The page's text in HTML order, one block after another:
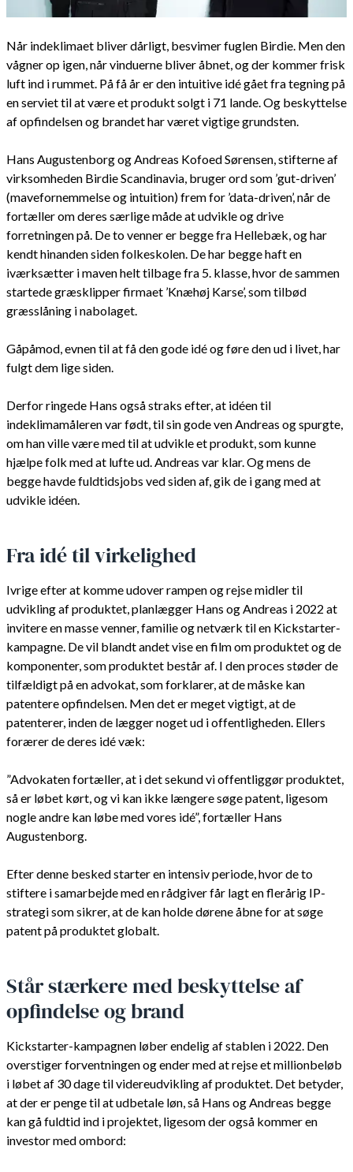
Når indeklimaet bliver dårligt, besvimer fuglen Birdie. Men den
vågner op igen, når vinduerne bliver åbnet, og der kommer frisk
luft ind i rummet. På få år er den intuitive idé gået fra tegning på
en serviet til at være et produkt solgt i 71 lande. Og beskyttelse
af opfindelsen og brandet har været vigtige grundsten.
Hans Augustenborg og Andreas Kofoed Sørensen, stifterne af
virksomheden Birdie Scandinavia, bruger ord som ’gut-driven’
(mavefornemmelse og intuition) frem for ’data-driven’, når de
fortæller om deres særlige måde at udvikle og drive
forretningen på. De to venner er begge fra Hellebæk, og har
kendt hinanden siden folkeskolen. De har begge haft en
iværksætter i maven helt tilbage fra 5. klasse, hvor de sammen
startede græsklipper firmaet ’Knæhøj Karse’, som tilbød
græsslåning i nabolaget.
Gåpåmod, evnen til at få den gode idé og føre den ud i livet, har
fulgt dem lige siden.
Derfor ringede Hans også straks efter, at idéen til
indeklimamåleren var født, til sin gode ven Andreas og spurgte,
om han ville være med til at udvikle et produkt, som kunne
hjælpe folk med at lufte ud. Andreas var klar. Og mens de
begge havde fuldtidsjobs ved siden af, gik de i gang med at
udvikle idéen.
Fra idé til virkelighed
Ivrige efter at komme udover rampen og rejse midler til
udvikling af produktet, planlægger Hans og Andreas i 2022 at
invitere en masse venner, familie og netværk til en Kickstarter-
kampagne. De vil blandt andet vise en film om produktet og de
komponenter, som produktet består af. I den proces støder de
tilfældigt på en advokat, som forklarer, at de måske kan
patentere opfindelsen. Men det er meget vigtigt, at de
patenterer, inden de lægger noget ud i offentligheden. Ellers
forærer de deres idé væk:
”Advokaten fortæller, at i det sekund vi offentliggør produktet,
så er løbet kørt, og vi kan ikke længere søge patent, ligesom
nogle andre kan løbe med vores idé”, fortæller Hans
Augustenborg.
Efter denne besked starter en intensiv periode, hvor de to
stiftere i samarbejde med en rådgiver får lagt en flerårig IP-
strategi som sikrer, at de kan holde dørene åbne for at søge
patent på produktet globalt.
Står stærkere med beskyttelse af
opfindelse og brand
Kickstarter-kampagnen løber endelig af stablen i 2022. Den
overstiger forventningen og ender med at rejse et millionbeløb
i løbet af 30 dage til videreudvikling af produktet. Det betyder,
at der er penge til at udbetale løn, så Hans og Andreas begge
kan gå fuldtid ind i projektet, ligesom der også kommer en
investor med ombord: